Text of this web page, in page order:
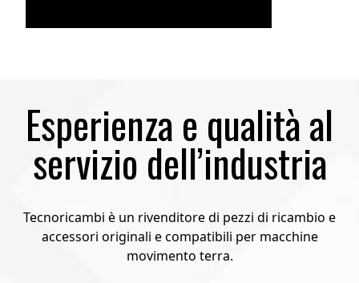
Esperienza e qualità al
servizio dell’industria
Tecnoricambi è un rivenditore di pezzi di ricambio e
accessori originali e compatibili per macchine
movimento terra.